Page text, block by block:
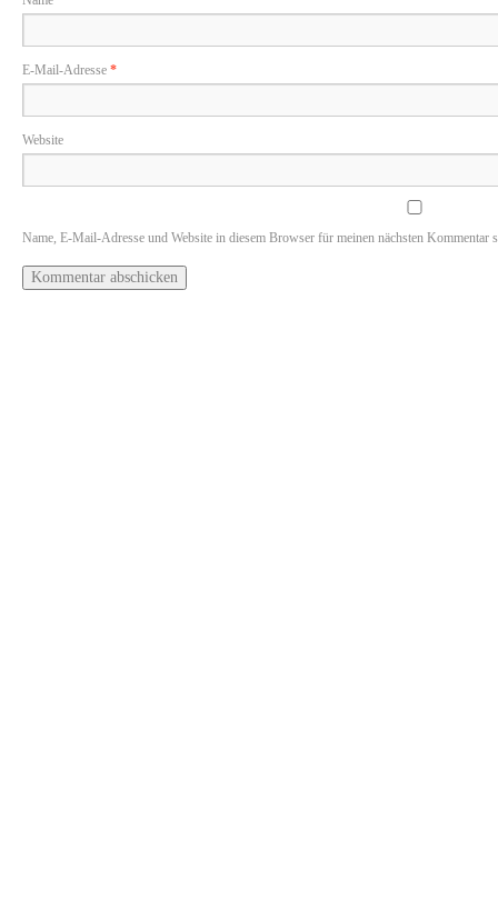
E-Mail-Adresse *
Website
Name, E-Mail-Adresse und Website in diesem Browser für meinen nächsten Kommentar